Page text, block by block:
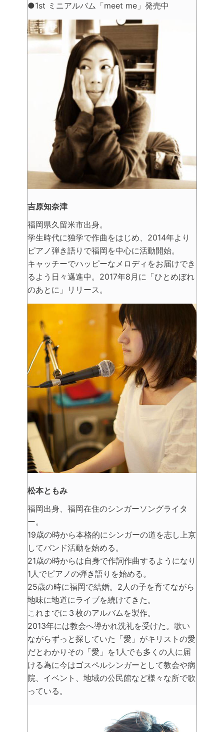
●1st ミニアルバム「meet me」発売中
吉原知奈津
福岡県久留米市出身。
学生時代に独学で作曲をはじめ、2014年より
ピアノ弾き語りで福岡を中心に活動開始。
キャッチーでハッピーなメロディをお届けでき
るよう日々邁進中。2017年8月に「ひとめぼれ
のあとに」リリース。
松本ともみ
福岡出身、福岡在住のシンガーソングライタ
ー。
19歳の時から本格的にシンガーの道を志し上京
してバンド活動を始める。
21歳の時からは自身で作詞作曲するようになり
1人でピアノの弾き語りを始める。
25歳の時に福岡で結婚。2人の子を育てながら
地味に地道にライブを続けてきた。
これまでに３枚のアルバムを製作。
2013年には教会へ導かれ洗礼を受けた。歌い
ながらずっと探していた「愛」がキリストの愛
だとわかりその「愛」を1人でも多くの人に届
ける為に今はゴスペルシンガーとして教会や病
院、イベント、地域の公民館など様々な所で歌
っている。